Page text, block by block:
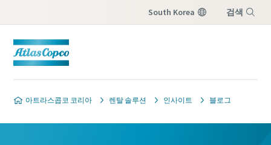
South Korea 검색
아트라스콥코 코리아 렌탈 솔루션 인사이트 블로그